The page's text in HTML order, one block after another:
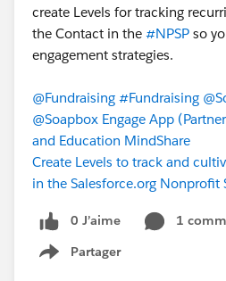
create Levels for tracking
the Contact in the #NPSP so
engagement strategies.
@Fundraising #Fundraising
@Soapbox Engage App
and Education MindShare
Create Levels to track and
in the Salesforce.org Nonprofit
0 J’aime
1
Partager
Show menu